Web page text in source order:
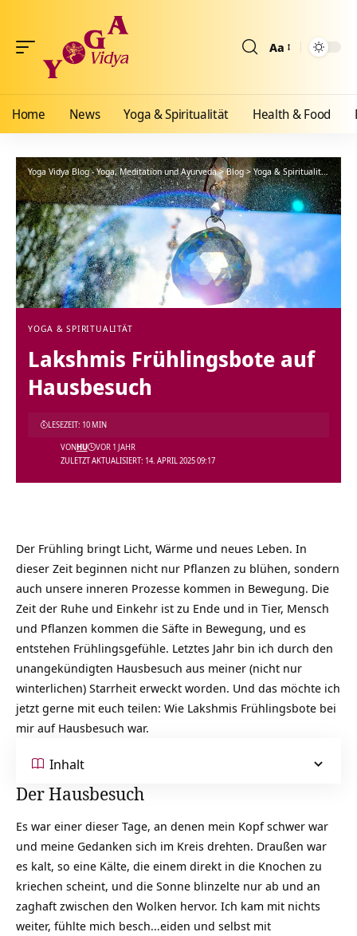
Aa
Home News Yoga & Spiritualität Health & Food
Yoga Vidya Blog - Yoga, Meditation und Ayurveda>Blog>Yoga & Spiritualität >
YOGA & SPIRITUALITÄT
Lakshmis Frühlingsbote auf
Hausbesuch
ZULETZT AKTUALISIERT: 14. APRIL 2025 09:17
VONHU VOR 1 JAHR
LESEZEIT: 10 MIN
Der Frühling bringt Licht, Wärme und neues Leben. In
dieser Zeit beginnen nicht nur Pflanzen zu blühen, sondern
auch unsere inneren Prozesse kommen in Bewegung. Die
Zeit der Ruhe und Einkehr ist zu Ende und in Tier, Mensch
und Pflanzen kommen die Säfte in Bewegung, und es
entstehen Frühlingsgefühle. Letztes Jahr bin ich durch den
unangekündigten Hausbesuch aus meiner (nicht nur
winterlichen) Starrheit erweckt worden. Und das möchte ich
jetzt gerne mit euch teilen: Wie Lakshmis Frühlingsbote bei
mir auf Hausbesuch war.
Inhalt
Der Hausbesuch
Es war einer dieser Tage, an denen mein Kopf schwer war
und meine Gedanken sich im Kreis drehten. Draußen war
es kalt, so eine Kälte, die einem direkt in die Knochen zu
kriechen scheint, und die Sonne blinzelte nur ab und an
zaghaft zwischen den Wolken hervor. Ich kam mit nichts
weiter, fühlte mich besch…eiden und selbst mit